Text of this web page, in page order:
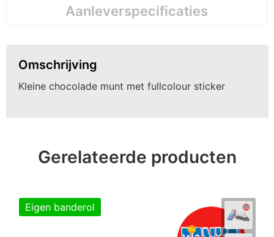
Aanleverspecificaties
Omschrijving
Kleine chocolade munt met fullcolour sticker
Gerelateerde producten
Eigen banderol